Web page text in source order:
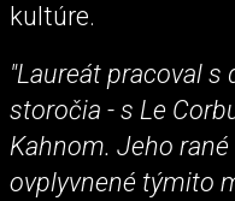
kultúre.
"Laureát pracoval
storočia - s Le
Kahnom. Jeho
ovplyvnené týmito